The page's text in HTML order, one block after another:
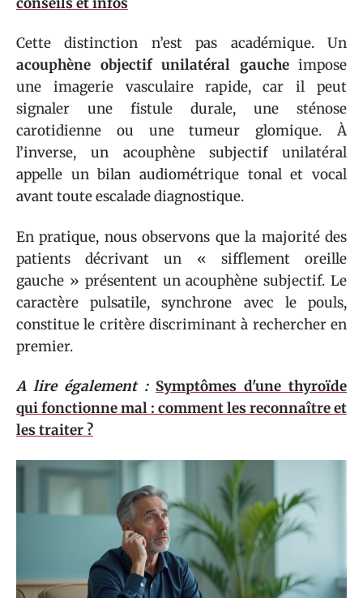
Cette distinction n’est pas académique. Un
acouphène objectif unilatéral gaucheimpose
une imagerie vasculaire rapide, car il peut
signaler une fistule durale, une sténose
carotidienne ou une tumeur glomique. À
l’inverse, un acouphène subjectif unilatéral
appelle un bilan audiométrique tonal et vocal
avant toute escalade diagnostique.
En pratique, nous observons que la majorité des
patients décrivant un « sifflement oreille
gauche » présentent un acouphène subjectif. Le
caractère pulsatile, synchrone avec le pouls,
constitue le critère discriminant à rechercher en
premier.
A lire également : Symptômes d'une thyroïde
qui fonctionne mal : comment les reconnaître et
les traiter ?